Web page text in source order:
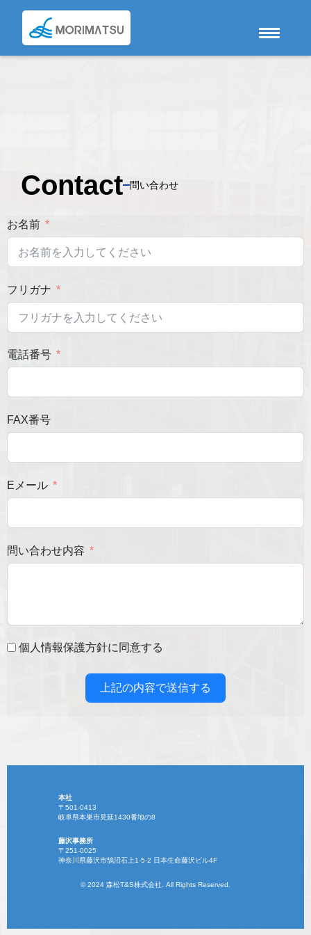
Contact 問い合わせ
お名前
フリガナ
電話番号
FAX番号
Eメール
問い合わせ内容
個人情報保護方針に同意する
上記の内容で送信する
本社
〒501-0413
岐阜県本巣市見延1430番地の8
藤沢事務所
〒251-0025
神奈川県藤沢市鵠沼石上1-5-2 日本生命藤沢ビル4F
© 2024 森松T&S株式会社. All Rights Reserved.